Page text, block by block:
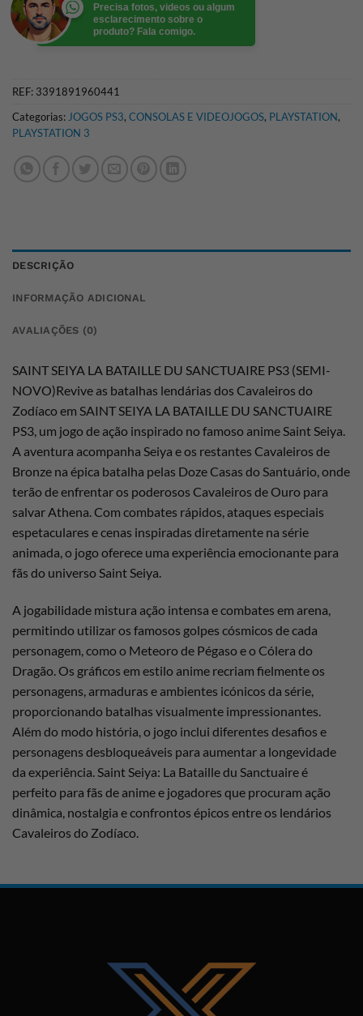
Precisa fotos, videos ou algum
esclarecimento sobre o
produto? Fala comigo.
REF: 3391891960441
Categorias:JOGOS PS3, CONSOLAS E VIDEOJOGOS, PLAYSTATION,
PLAYSTATION 3
DESCRIÇÃO
INFORMAÇÃO ADICIONAL
AVALIAÇÕES (0)
SAINT SEIYA LA BATAILLE DU SANCTUAIRE PS3 (SEMI-
NOVO)Revive as batalhas lendárias dos Cavaleiros do
Zodíaco em SAINT SEIYA LA BATAILLE DU SANCTUAIRE
PS3, um jogo de ação inspirado no famoso anime Saint Seiya.
A aventura acompanha Seiya e os restantes Cavaleiros de
Bronze na épica batalha pelas Doze Casas do Santuário, onde
terão de enfrentar os poderosos Cavaleiros de Ouro para
salvar Athena. Com combates rápidos, ataques especiais
espetaculares e cenas inspiradas diretamente na série
animada, o jogo oferece uma experiência emocionante para
fãs do universo Saint Seiya.
A jogabilidade mistura ação intensa e combates em arena,
permitindo utilizar os famosos golpes cósmicos de cada
personagem, como o Meteoro de Pégaso e o Cólera do
Dragão. Os gráficos em estilo anime recriam fielmente os
personagens, armaduras e ambientes icónicos da série,
proporcionando batalhas visualmente impressionantes.
Além do modo história, o jogo inclui diferentes desafios e
personagens desbloqueáveis para aumentar a longevidade
da experiência. Saint Seiya: La Bataille du Sanctuaire é
perfeito para fãs de anime e jogadores que procuram ação
dinâmica, nostalgia e confrontos épicos entre os lendários
Cavaleiros do Zodíaco.